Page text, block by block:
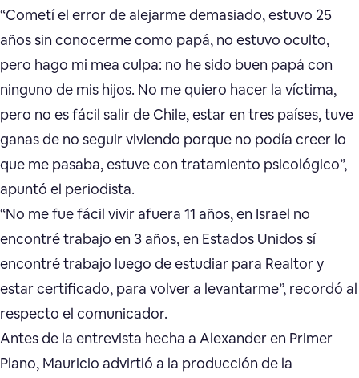
“Cometí el error de alejarme demasiado, estuvo 25
años sin conocerme como papá, no estuvo oculto,
pero hago mi mea culpa: no he sido buen papá con
ninguno de mis hijos. No me quiero hacer la víctima,
pero no es fácil salir de Chile, estar en tres países, tuve
ganas de no seguir viviendo porque no podía creer lo
que me pasaba, estuve con tratamiento psicológico”,
apuntó el periodista.
“No me fue fácil vivir afuera 11 años, en Israel no
encontré trabajo en 3 años, en Estados Unidos sí
encontré trabajo luego de estudiar para Realtor y
estar certificado, para volver a levantarme”, recordó al
respecto el comunicador.
Antes de la entrevista hecha a Alexander en Primer
Plano, Mauricio advirtió a la producción de la